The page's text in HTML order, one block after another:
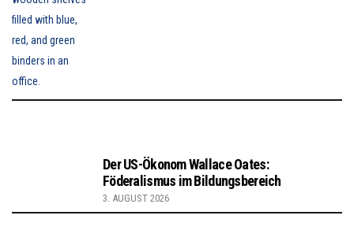
Der US-Ökonom Wallace Oates:
Föderalismus im Bildungsbereich
3. AUGUST 2026